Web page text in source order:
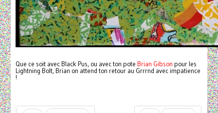
Que ce soit avec Black Pus, ou avec ton pote Brian Gibson pour les
Lightning Bolt, Brian on attend ton retour au Grrrnd avec impatience
!